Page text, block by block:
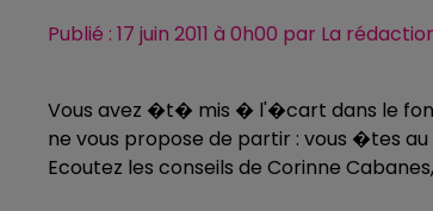
Publié : 17 juin 2011 à 0h00 par La
Vous avez �t� mis � l'�cart dans le
ne vous propose de partir : vous �tes
Ecoutez les conseils de Corinne